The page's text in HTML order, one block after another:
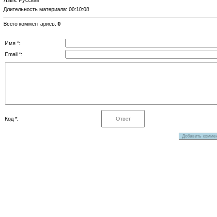
Длительность материала: 00:10:08
Всего комментариев:0
Имя *:
Email *:
Код *: